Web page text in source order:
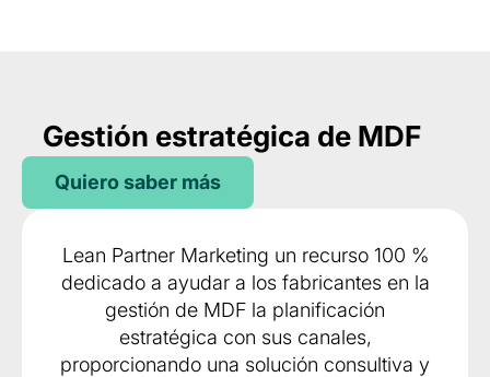
Gestión estratégica de MDF
Quiero saber más
Lean Partner Marketing un recurso 100 %
dedicado a ayudar a los fabricantes en la
gestión de MDF la planificación
estratégica con sus canales,
proporcionando una solución consultiva y